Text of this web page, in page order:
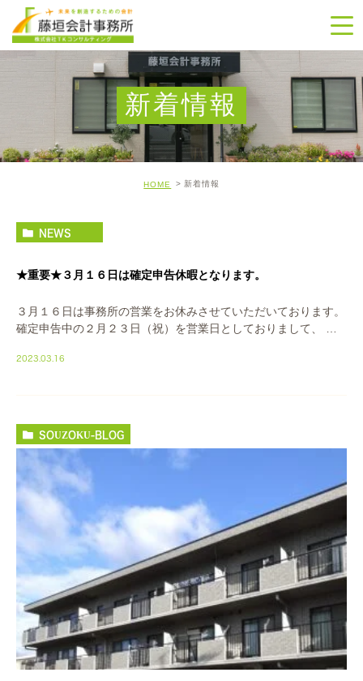
新着情報
HOME 新着情報
NEWS
★重要★３月１６日は確定申告休暇となります。
３月１６日は事務所の営業をお休みさせていただいております。
確定申告中の２月２３日（祝）を営業日としておりまして、 そ
2023.03.16
SOUZOKU-BLOG